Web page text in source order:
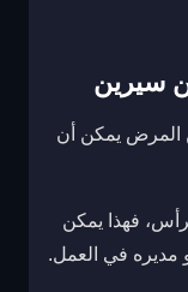
سيرين
المرض يمكن أن
فهذا يمكن
مديره في العمل.